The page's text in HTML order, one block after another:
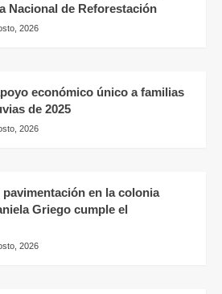
Nacional de Reforestación
2026
económico único a familias
de 2025
2026
en la colonia
Griego cumple el
2026